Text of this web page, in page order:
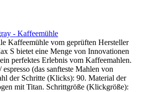
- Kaffeemühle
Kaffeemühle vom geprüften Hersteller
S bietet eine Menge von Innovationen
perfektes Erlebnis vom Kaffeemahlen.
(das sanfteste Mahlen von
der Schritte (Klicks): 90. Material der
mit Titan. Schrittgröße (Klickgröße):